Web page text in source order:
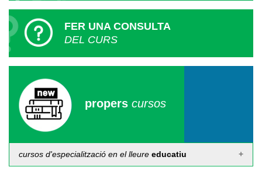
FER UNA CONSULTA
DEL CURS
propers cursos
cursos d'especialització en el lleure educatiu